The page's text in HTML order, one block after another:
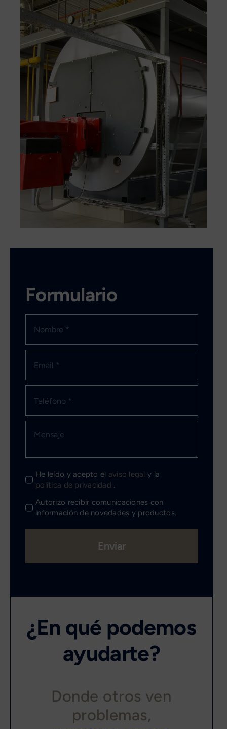
¿En qué podemos
ayudarte?
Donde otros ven
problemas,
Formulario
He leído y acepto el aviso legal y la
política de privacidad .
Autorizo recibir comunicaciones con
información de novedades y productos.
Enviar